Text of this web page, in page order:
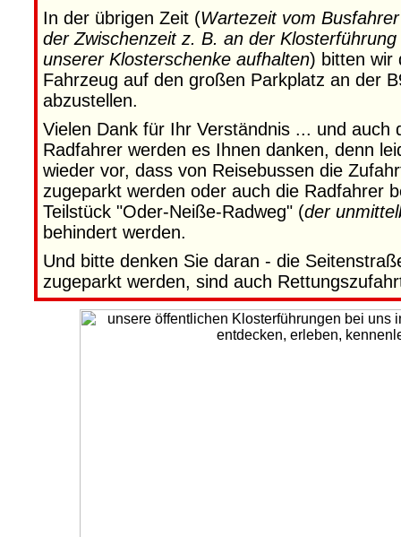
In der übrigen Zeit (Wartezeit vom
der Zwischenzeit z. B. an der
unserer Klosterschenke aufhalten) bitten wir
Fahrzeug auf den großen Parkplatz an der
abzustellen.
Vielen Dank für Ihr Verständnis ... und auch
Radfahrer werden es Ihnen danken, denn
wieder vor, dass von Reisebussen die
zugeparkt werden oder auch die Radfahrer
Teilstück "Oder-Neiße-Radweg" (der
behindert werden.
Und bitte denken Sie daran - die
zugeparkt werden, sind auch